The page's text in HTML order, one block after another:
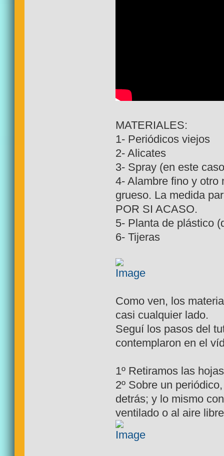
MATERIALES:
1- Periódicos viejos
2- Alicates
3- Spray (en este
4- Alambre fino y otro
grueso. La medida
POR SI ACASO.
5- Planta de plástico
6- Tijeras
Como ven, los
casi cualquier lado.
Seguí los pasos del
contemplaron en el
1º Retiramos las
2º Sobre un
detrás; y lo mismo
ventilado o al aire